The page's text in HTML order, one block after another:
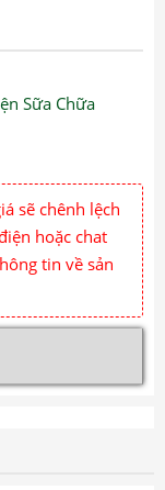
Sữa Chữa
sẽ chênh lệch
hoặc chat
tin về sản